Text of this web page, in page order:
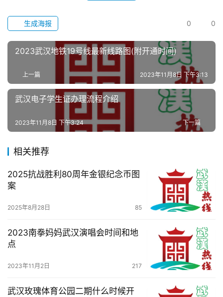
办
事
动
生
活
百
技
观
0 0
生成海报
2023武汉地铁19号线最新线路图(附开通时间)
上一篇 2023年11月8日 下午3:13
武汉电子学生证办理流程介绍
下一篇
2023年11月8日 下午3:24
相关推荐
2025抗战胜利80周年金银纪念币图
案
2025年8月28日 85
2023南拳妈妈武汉演唱会时间和地
点
2023年11月2日 217
武汉玫瑰体育公园二期什么时候开